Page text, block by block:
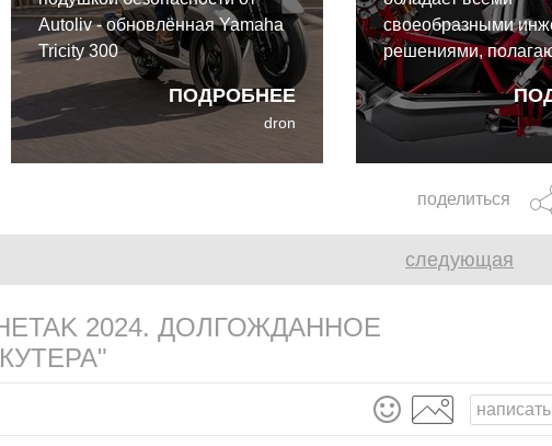
ПОДРОБНЕЕ
Autoliv - обновлённая Yamaha
Tricity 300
dron
своеобразными
решениями,
ему по
совершенно иной
поделиться
следующая
2024. ДОЛГОЖДАННОЕ
написать